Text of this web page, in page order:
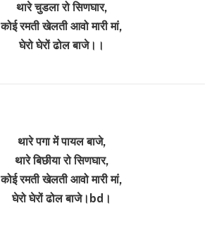
थारे चुडला रो सिण‌घार,
कोई रमती खेलती आवो मारी मां,
घेरो घेरों ढोल बाजे।।
थारे पगा में पायल बाजे,
थारे बिछीया रो सिण‌घार,
कोई रमती खेलती आवो मारी मां,
घेरो घेरों ढोल बाजे।bd।